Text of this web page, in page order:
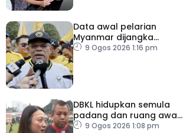
Data awal pelarian
Myanmar dijangka
diperoleh suku keempat
9 Ogos 2026 1:16 pm
DBKL hidupkan semula
padang dan ruang awam
untuk semua golongan
9 Ogos 2026 1:08 pm